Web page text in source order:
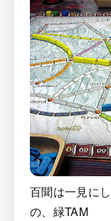
百聞は一見に
の、緑TAM